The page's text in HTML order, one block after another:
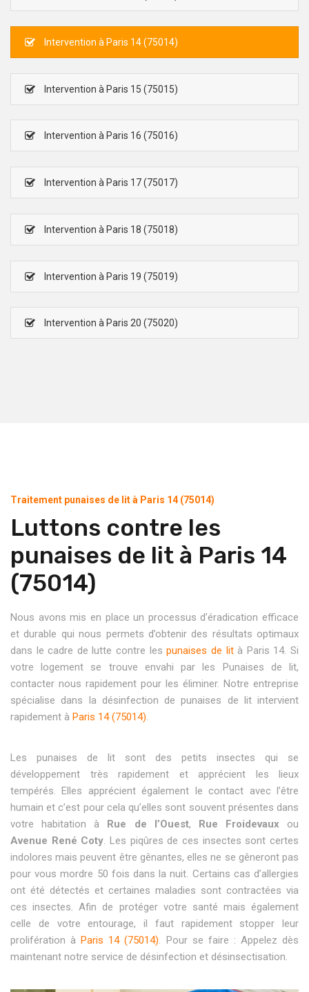
Intervention à Paris 14 (75014)
Intervention à Paris 15 (75015)
Intervention à Paris 16 (75016)
Intervention à Paris 17 (75017)
Intervention à Paris 18 (75018)
Intervention à Paris 19 (75019)
Intervention à Paris 20 (75020)
Traitement punaises de lit à Paris 14 (75014)
Luttons contre les
punaises de lit à Paris 14
(75014)
Nous avons mis en place un processus d’éradication efficace
et durable qui nous permets d’obtenir des résultats optimaux
dans le cadre de lutte contre lespunaises de lità Paris 14. Si
votre logement se trouve envahi par les Punaises de lit,
contacter nous rapidement pour les éliminer. Notre entreprise
spécialise dans la désinfection de punaises de lit intervient
rapidement à Paris 14 (75014).
Les punaises de lit sont des petits insectes qui se
développement très rapidement et apprécient les lieux
tempérés. Elles apprécient également le contact avec l’être
humain et c’est pour cela qu’elles sont souvent présentes dans
votre habitation à Rue de l’Ouest, Rue Froidevauxou
Avenue René Coty. Les piqûres de ces insectes sont certes
indolores mais peuvent être gênantes, elles ne se gêneront pas
pour vous mordre 50 fois dans la nuit. Certains cas d’allergies
ont été détectés et certaines maladies sont contractées via
ces insectes. Afin de protéger votre santé mais également
celle de votre entourage, il faut rapidement stopper leur
prolifération àParis 14 (75014). Pour se faire : Appelez dès
maintenant notre service de désinfection et désinsectisation.